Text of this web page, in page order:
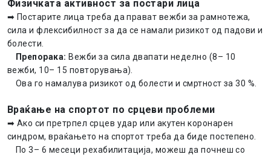
Физичката активност за постари лица
➡ Постарите лица треба да прават вежби за рамнотежа,
сила и флексибилност за да се намали ризикот од падови и
болести.
Препорака: Вежби за сила двапати неделно (8– 10
вежби, 10– 15 повторувања).
Ова го намалува ризикот од болести и смртност за 30 %.
Враќање на спортот по срцеви проблеми
➡ Ако си претрпел срцев удар или акутен коронарен
синдром, враќањето на спортот треба да биде постепено.
По 3– 6 месеци рехабилитација, можеш да почнеш со